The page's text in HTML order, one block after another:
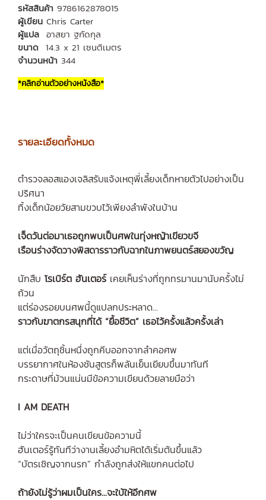
รหัสสินค้า 9786162878015
ผู้เขียน Chris Carter
ผู้แปล อาสยา ฐกัดกุล
ขนาด 14.3 x 21 เซนติเมตร
จำนวนหน้า 344
*คลิกอ่านตัวอย่างหนังสือ*
รายละเอียดทั้งหมด
ตำรวจลอสแองเจลิสรับแจ้งเหตุพี่เลี้ยงเด็กหายตัวไปอย่างเป็น
ปริศนา
ทิ้งเด็กน้อยวัยสามขวบไว้เพียงลำพังในบ้าน
เจ็ดวันต่อมาเธอถูกพบเป็นศพในทุ่งหญ้าเขียวขจี
เรือนร่างจัดวางพิสดารราวกับฉากในภาพยนตร์สยองขวัญ
นักสืบ โรเบิร์ต ฮันเตอร์เคยเห็นร่างที่ถูกทรมานมานับครั้งไม่
ถ้วน
แต่ร่องรอยบนศพนี้ดูแปลกประหลาด...
ราวกับฆาตกรสนุกที่ได้ “ยื้อชีวิต” เธอไว้ครั้งแล้วครั้งเล่า
แต่เมื่อวัตถุชิ้นหนึ่งถูกคีบออกจากลำคอศพ
บรรยากาศในห้องชันสูตรก็พลันเย็นเยียบขึ้นมาทันที
กระดาษที่ม้วนแน่นมีข้อความเขียนด้วยลายมือว่า
I AM DEATH
ไม่ว่าใครจะเป็นคนเขียนข้อความนี้
ฮันเตอร์รู้ทันทีว่างานเลี้ยงอำมหิตได้เริ่มต้นขึ้นแล้ว
“บัตรเชิญจากนรก” กำลังถูกส่งให้แขกคนต่อไป
ถ้ายังไม่รู้ว่าผมเป็นใคร...จะใบ้ให้อีกศพ